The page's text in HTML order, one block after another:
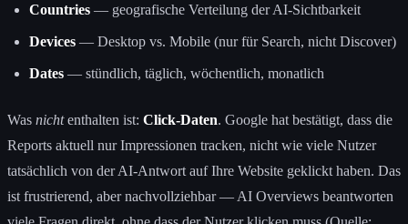
Countries — geografische Verteilung der AI-Sichtbarkeit
Devices — Desktop vs. Mobile (nur für Search, nicht Discover)
Dates — stündlich, täglich, wöchentlich, monatlich
Was nichtenthalten ist: Click-Daten. Google hat bestätigt, dass die
Reports aktuell nur Impressionen tracken, nicht wie viele Nutzer
tatsächlich von der AI-Antwort auf Ihre Website geklickt haben. Das
ist frustrierend, aber nachvollziehbar — AI Overviews beantworten